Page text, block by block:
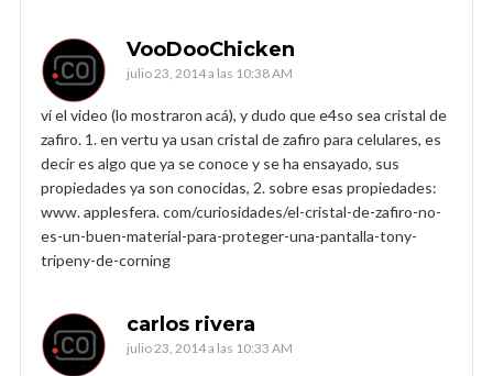
VooDooChicken
julio 23, 2014 a las 10:38 AM
ví el video (lo mostraron acá), y dudo que e4so sea cristal de
zafiro. 1. en vertu ya usan cristal de zafiro para celulares, es
decir es algo que ya se conoce y se ha ensayado, sus
propiedades ya son conocidas, 2. sobre esas propiedades:
www. applesfera. com/curiosidades/el-cristal-de-zafiro-no-
es-un-buen-material-para-proteger-una-pantalla-tony-
tripeny-de-corning
carlos rivera
julio 23, 2014 a las 10:33 AM